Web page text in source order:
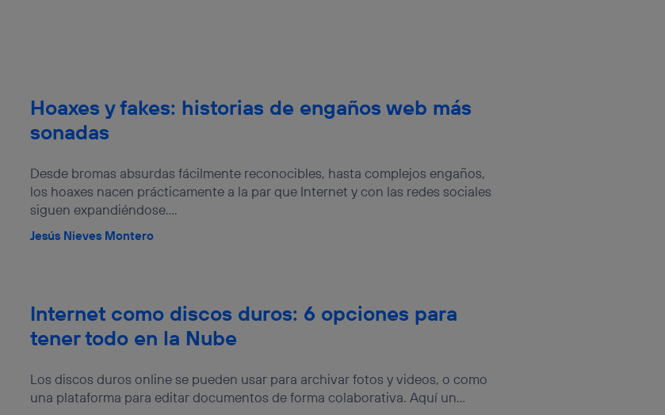
Hoaxes y fakes: historias de engaños web más
sonadas
Desde bromas absurdas fácilmente reconocibles, hasta complejos engaños,
los hoaxes nacen prácticamente a la par que Internet y con las redes sociales
siguen expandiéndose....
Jesús Nieves Montero
Internet como discos duros: 6 opciones para
tener todo en la Nube
Los discos duros online se pueden usar para archivar fotos y videos, o como
una plataforma para editar documentos de forma colaborativa. Aquí un...